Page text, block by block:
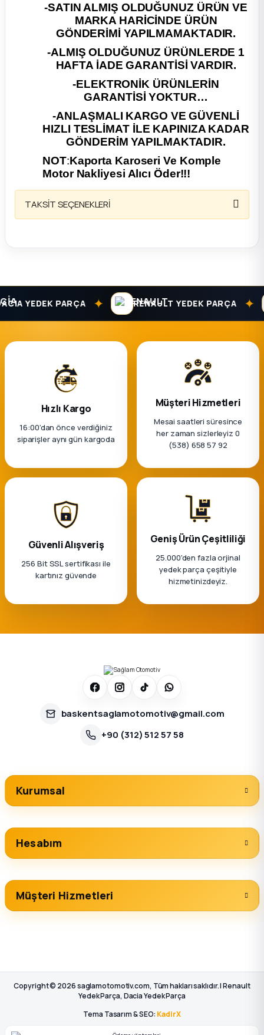
Parça
-SATIN ALMIŞ OLDUĞUNUZ ÜRÜN VE
MARKA HARİCİNDE ÜRÜN
GÖNDERİMİ YAPILMAMAKTADIR.
-ALMIŞ OLDUĞUNUZ ÜRÜNLERDE 1
HAFTA İADE GARANTİSİ VARDIR.
-ELEKTRONİK ÜRÜNLERİN
GARANTİSİ YOKTUR…
-ANLAŞMALI KARGO VE GÜVENLİ
HIZLI TESLİMAT İLE KAPINIZA KADAR
GÖNDERİM YAPILMAKTADIR.
NOT:Kaporta Karoseri Ve Komple
Motor Nakliyesi Alıcı Öder!!!
TAKSİT SEÇENEKLERİ
YEDEK PARÇA ✦ RENAULT YEDEK PARÇA ✦
Hızlı Kargo
16:00’dan önce verdiğiniz
siparişler aynı gün kargoda
Müşteri Hizmetleri
Mesai saatleri süresince
her zaman sizlerleyiz 0
(538) 658 57 92
Güvenli Alışveriş
256 Bit SSL sertifikası ile
kartınız güvende
Geniş Ürün Çeşitliliği
25.000'den fazla orjinal
yedek parça çeşitiyle
hizmetinizdeyiz.
baskentsaglamotomotiv@gmail.com
+90 (312) 512 57 58
Kurumsal
Hesabım
Müşteri Hizmetleri
Copyright © 2026 saglamotomotiv.com, Tüm hakları saklıdır. | Renault
Yedek Parça, Dacia Yedek Parça
Tema Tasarım & SEO: KadirX